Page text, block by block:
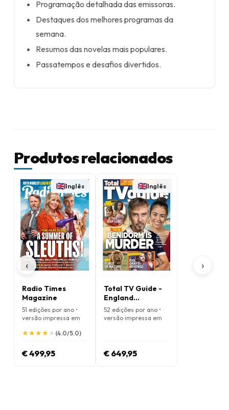
Programação detalhada das emissoras.
Destaques dos melhores programas da
semana.
Resumos das novelas mais populares.
Passatempos e desafios divertidos.
Produtos relacionados
‹
Inglês
Radio Times
Magazine
51 edições por ano •
versão impressa em
★
★★
★★
★★
★★
★ (4.0/5.0)
€ 499,95
Inglês
Total TV Guide -
England
Magazine
52 edições por ano •
versão impressa em
€ 649,95
›